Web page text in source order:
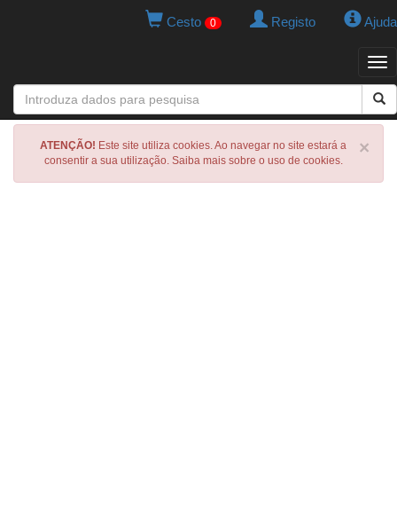
Cesto 0 Registo Ajuda
×
ATENÇÃO! Este site utiliza cookies. Ao navegar no site estará a
consentir a sua utilização. Saiba mais sobre o uso de cookies.